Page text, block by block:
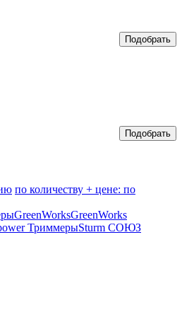
по количеству + цене: по
GreenWorksGreenWorks
ТриммерыSturm СОЮЗ